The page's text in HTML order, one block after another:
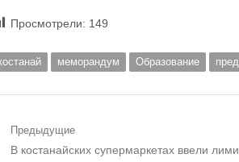
Просмотрели: 149
меморандум Образование
Навигация по записям
Предыдущие
Предыдущий пост:
В костанайских супермаркетах ввели